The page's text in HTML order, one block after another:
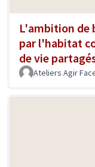
L'ambition de
par l'habitat
de vie
Ateliers Agir